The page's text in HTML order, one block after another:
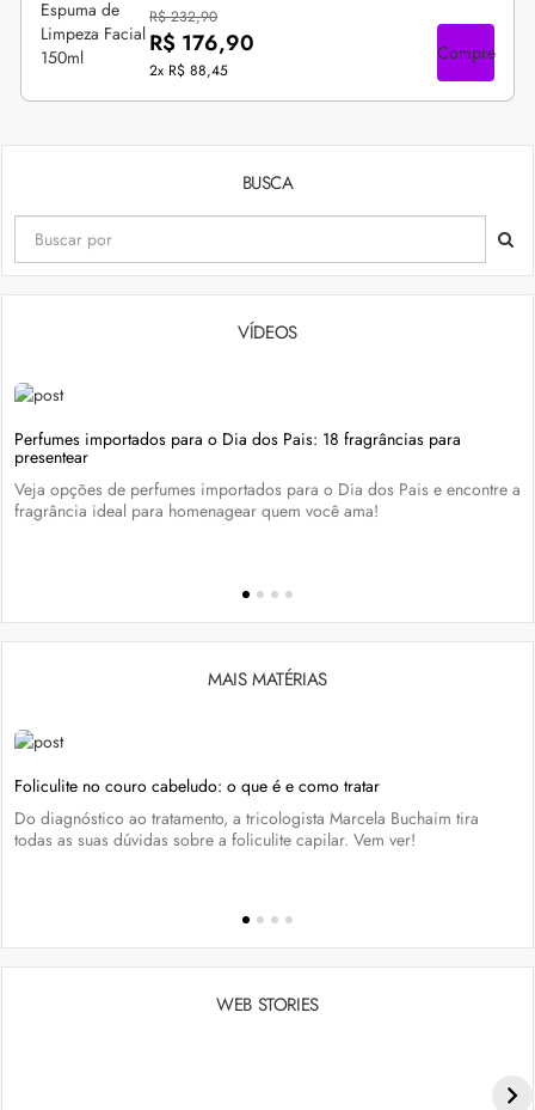
R$ 232,90
R$ 176,90
2x R$ 88,45
Compre
BUSCA
VÍDEOS
Perfumes importados para o Dia dos Pais: 18 fragrâncias para
presentear
Veja opções de perfumes importados para o Dia dos Pais e encontre a
fragrância ideal para homenagear quem você ama!
MAIS MATÉRIAS
Foliculite no couro cabeludo: o que é e como tratar
Do diagnóstico ao tratamento, a tricologista Marcela Buchaim tira
todas as suas dúvidas sobre a foliculite capilar. Vem ver!
WEB STORIES